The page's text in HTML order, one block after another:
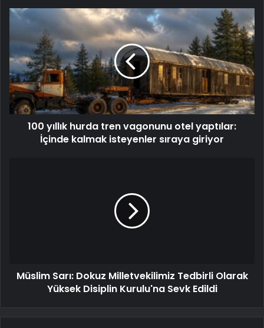
100 yıllık hurda tren vagonunu otel yaptılar:
İçinde kalmak isteyenler sıraya giriyor
Müslim Sarı: Dokuz Milletvekilimiz Tedbirli Olarak
Yüksek Disiplin Kurulu'na Sevk Edildi